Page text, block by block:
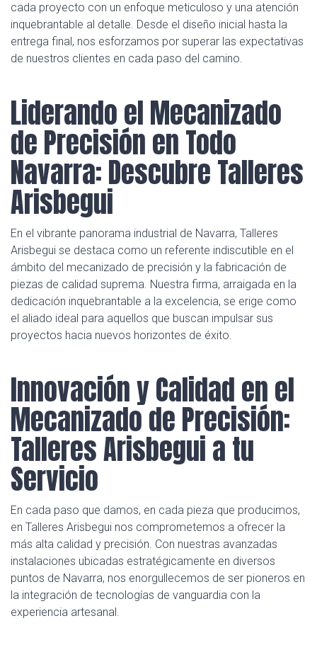
cada proyecto con un enfoque meticuloso y una atención
inquebrantable al detalle. Desde el diseño inicial hasta la
entrega final, nos esforzamos por superar las expectativas
de nuestros clientes en cada paso del camino.
Liderando el Mecanizado
de Precisión en Todo
Navarra: Descubre Talleres
Arisbegui
En el vibrante panorama industrial de Navarra, Talleres
Arisbegui se destaca como un referente indiscutible en el
ámbito del mecanizado de precisión y la fabricación de
piezas de calidad suprema. Nuestra firma, arraigada en la
dedicación inquebrantable a la excelencia, se erige como
el aliado ideal para aquellos que buscan impulsar sus
proyectos hacia nuevos horizontes de éxito.
Innovación y Calidad en el
Mecanizado de Precisión:
Talleres Arisbegui a tu
Servicio
En cada paso que damos, en cada pieza que producimos,
en Talleres Arisbegui nos comprometemos a ofrecer la
más alta calidad y precisión. Con nuestras avanzadas
instalaciones ubicadas estratégicamente en diversos
puntos de Navarra, nos enorgullecemos de ser pioneros en
la integración de tecnologías de vanguardia con la
experiencia artesanal.